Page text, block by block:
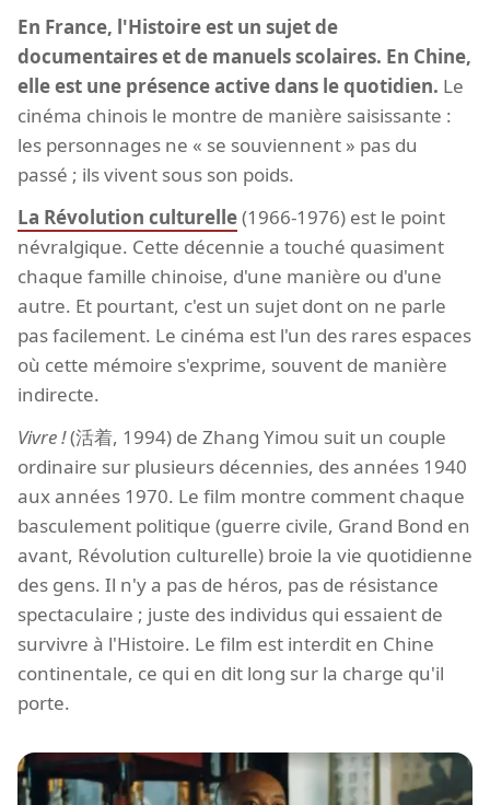
En France, l'Histoire est un sujet de
documentaires et de manuels scolaires. En Chine,
elle est une présence active dans le quotidien. Le
cinéma chinois le montre de manière saisissante :
les personnages ne « se souviennent » pas du
passé ; ils vivent sous son poids.
La Révolution culturelle(1966-1976) est le point
névralgique. Cette décennie a touché quasiment
chaque famille chinoise, d'une manière ou d'une
autre. Et pourtant, c'est un sujet dont on ne parle
pas facilement. Le cinéma est l'un des rares espaces
où cette mémoire s'exprime, souvent de manière
indirecte.
Vivre !(活着, 1994) de Zhang Yimou suit un couple
ordinaire sur plusieurs décennies, des années 1940
aux années 1970. Le film montre comment chaque
basculement politique (guerre civile, Grand Bond en
avant, Révolution culturelle) broie la vie quotidienne
des gens. Il n'y a pas de héros, pas de résistance
spectaculaire ; juste des individus qui essaient de
survivre à l'Histoire. Le film est interdit en Chine
continentale, ce qui en dit long sur la charge qu'il
porte.